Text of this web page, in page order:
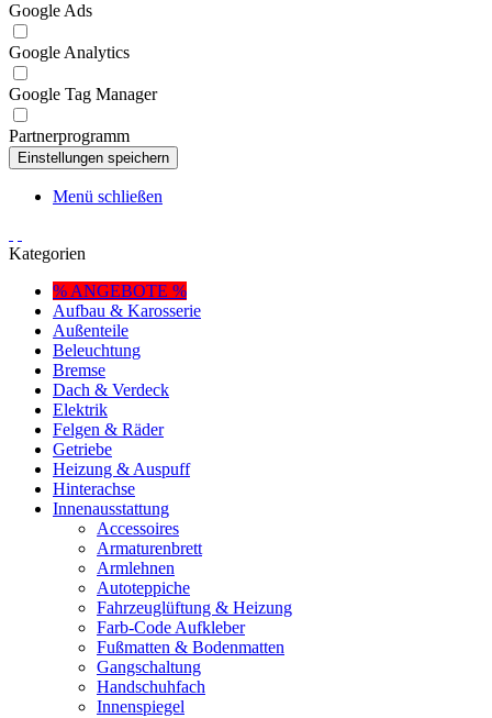
Google Ads
Google Analytics
Google Tag Manager
Partnerprogramm
Menü schließen
Kategorien
% ANGEBOTE %
Aufbau & Karosserie
Außenteile
Beleuchtung
Bremse
Dach & Verdeck
Elektrik
Felgen & Räder
Getriebe
Heizung & Auspuff
Hinterachse
Innenausstattung
Accessoires
Armaturenbrett
Armlehnen
Autoteppiche
Fahrzeuglüftung & Heizung
Farb-Code Aufkleber
Fußmatten & Bodenmatten
Gangschaltung
Handschuhfach
Innenspiegel